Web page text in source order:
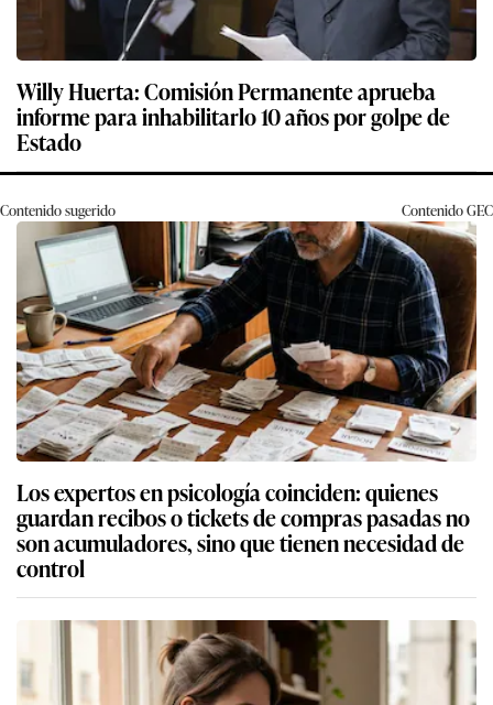
Willy Huerta: Comisión Permanente aprueba
informe para inhabilitarlo 10 años por golpe de
Estado
Contenido sugerido ContenidoGEC
Los expertos en psicología coinciden: quienes
guardan recibos o tickets de compras pasadas no
son acumuladores, sino que tienen necesidad de
control